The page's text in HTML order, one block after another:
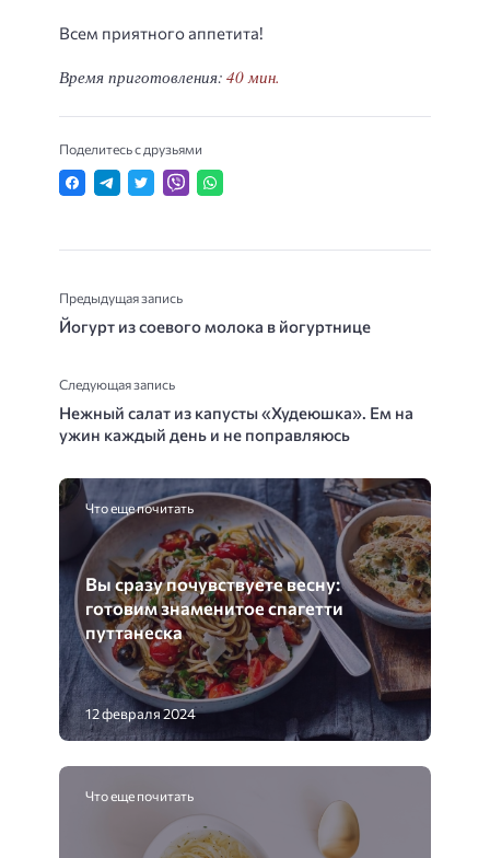
Всем приятного аппетита!
Время приготовления: 40 мин.
Поделитесь с друзьями
Предыдущая запись
Йогурт из соевого молока в йогуртнице
Следующая запись
Нежный салат из капусты «Худеюшка». Ем на
ужин каждый день и не поправляюсь
Что еще почитать
Вы сразу почувствуете весну:
готовим знаменитое спагетти
путтанеска
12 февраля 2024
Что еще почитать